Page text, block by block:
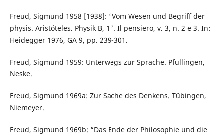
Freud, Sigmund 1958 [1938]: “Vom Wesen und Begriff der
physis. Aristóteles. Physik B, 1”. Il pensiero, v. 3, n. 2 e 3. In:
Heidegger 1976, GA 9, pp. 239-301.
Freud, Sigmund 1959: Unterwegs zur Sprache. Pfullingen,
Neske.
Freud, Sigmund 1969a: Zur Sache des Denkens. Tübingen,
Niemeyer.
Freud, Sigmund 1969b: “Das Ende der Philosophie und die